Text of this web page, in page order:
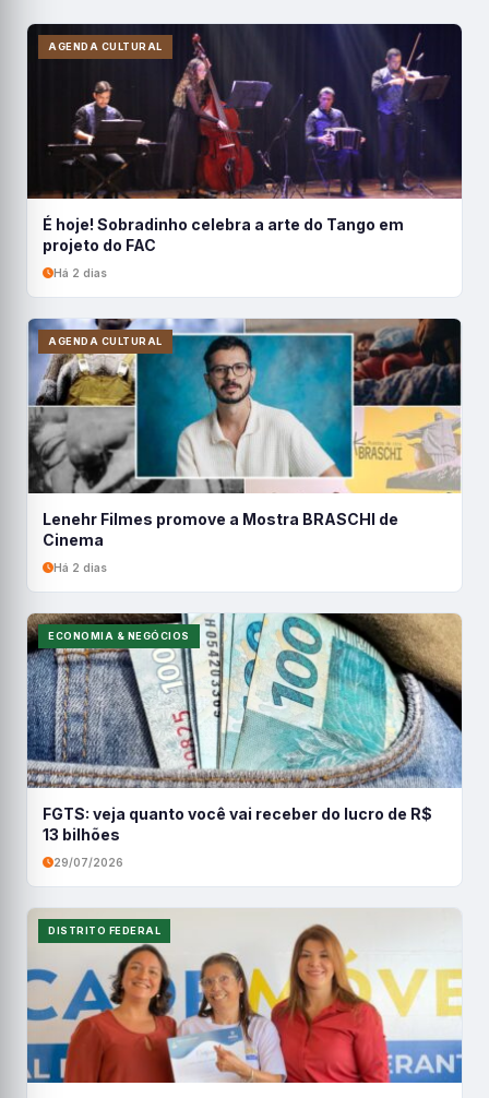
AGENDA CULTURAL
É hoje! Sobradinho celebra a arte do Tango em
projeto do FAC
Há 2 dias
AGENDA CULTURAL
Lenehr Filmes promove a Mostra BRASCHI de
Cinema
Há 2 dias
ECONOMIA & NEGÓCIOS
FGTS: veja quanto você vai receber do lucro de R$
13 bilhões
29/07/2026
DISTRITO FEDERAL